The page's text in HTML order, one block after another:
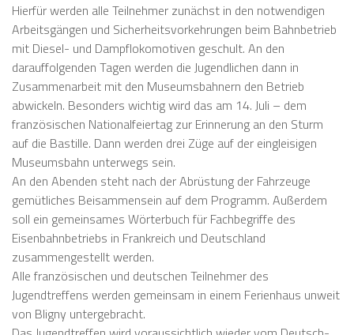
Hierfür werden alle Teilnehmer zunächst in den notwendigen
Arbeitsgängen und Sicherheitsvorkehrungen beim Bahnbetrieb
mit Diesel- und Dampflokomotiven geschult. An den
darauffolgenden Tagen werden die Jugendlichen dann in
Zusammenarbeit mit den Museumsbahnern den Betrieb
abwickeln. Besonders wichtig wird das am 14. Juli – dem
französischen Nationalfeiertag zur Erinnerung an den Sturm
auf die Bastille. Dann werden drei Züge auf der eingleisigen
Museumsbahn unterwegs sein.
An den Abenden steht nach der Abrüstung der Fahrzeuge
gemütliches Beisammensein auf dem Programm. Außerdem
soll ein gemeinsames Wörterbuch für Fachbegriffe des
Eisenbahnbetriebs in Frankreich und Deutschland
zusammengestellt werden.
Alle französischen und deutschen Teilnehmer des
Jugendtreffens werden gemeinsam in einem Ferienhaus unweit
von Bligny untergebracht.